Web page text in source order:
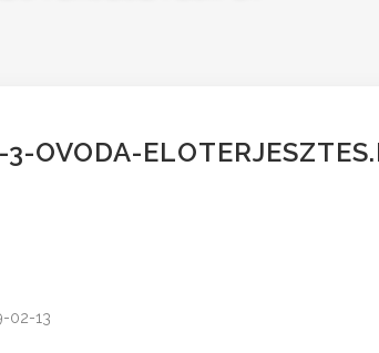
3-OVODA-
02-13